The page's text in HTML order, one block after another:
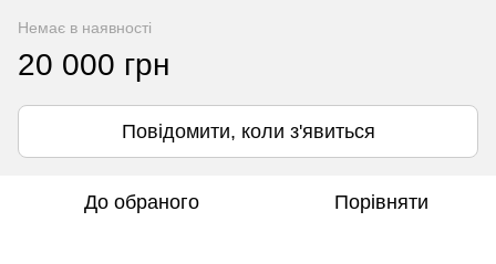
Немає в наявності
20 000 грн
Повідомити, коли з'явиться
До обраного Порівняти